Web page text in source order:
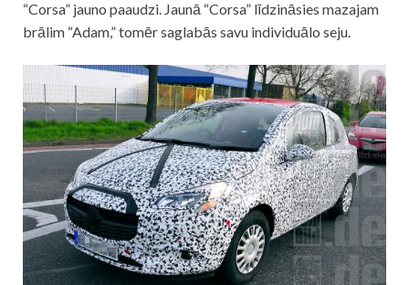
“Corsa” jauno paaudzi. Jaunā “Corsa” līdzināsies mazajam
brālim “Adam,” tomēr saglabās savu individuālo seju.